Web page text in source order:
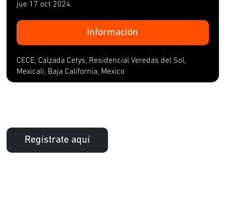
jue 17 oct 2024
Información
CECE, Calzada Cetys, Residencial Veredas del Sol,
Mexicali, Baja California, Mexico
Regístrate aquí